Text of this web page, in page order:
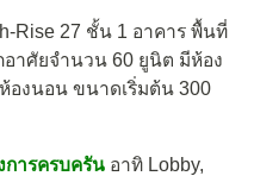
Rise 27 ชั้น 1 อาคาร พื้นที่
อาศัยจำนวน 60 ยูนิต มีห้อง
องนอน ขนาดเริ่มต้น 300
การครบครัน อาทิ Lobby,